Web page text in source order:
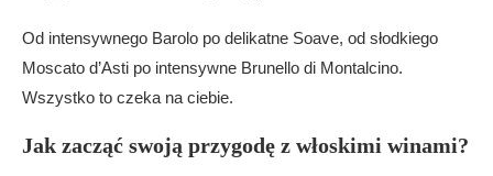
Od intensywnego Barolo po delikatne Soave, od słodkiego
Moscato d’Asti po intensywne Brunello di Montalcino.
Wszystko to czeka na ciebie.
Jak zacząć swoją przygodę z włoskimi winami?